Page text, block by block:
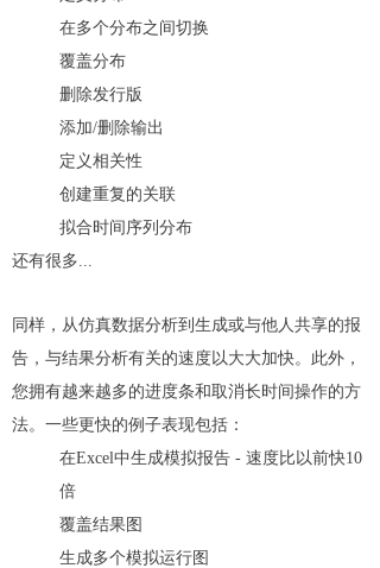
在多个分布之间切换
覆盖分布
删除发行版
添加/删除输出
定义相关性
创建重复的关联
拟合时间序列分布
还有很多...
同样，从仿真数据分析到生成或与他人共享的报
告，与结果分析有关的速度以大大加快。此外，
您拥有越来越多的进度条和取消长时间操作的方
法。一些更快的例子表现包括：
在Excel中生成模拟报告 - 速度比以前快10
倍
覆盖结果图
生成多个模拟运行图